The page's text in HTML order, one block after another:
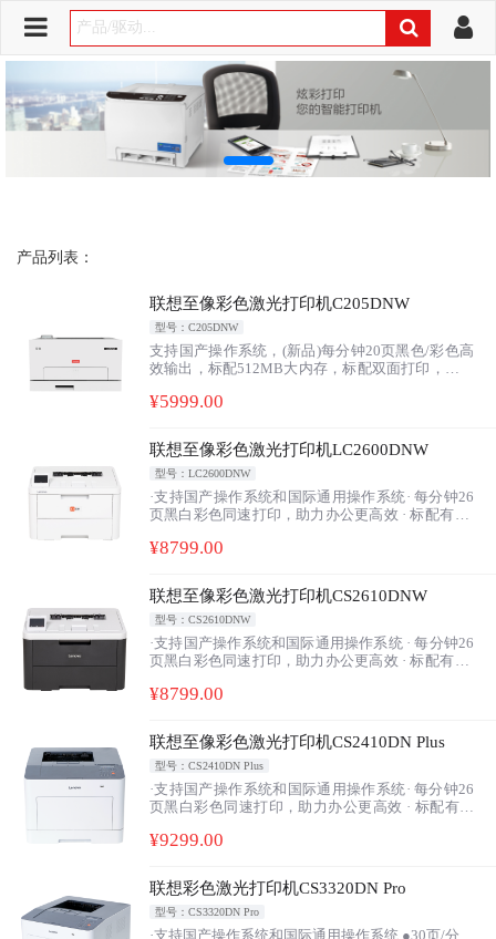
产品列表：
联想至像彩色激光打印机C205DNW
型号：C205DNW
支持国产操作系统，(新品)每分钟20页黑色/彩色高
效输出，标配512MB大内存，标配双面打印，标配
¥5999.00
联想至像彩色激光打印机LC2600DNW
型号：LC2600DNW
·支持国产操作系统和国际通用操作系统· 每分钟26
页黑白彩色同速打印，助力办公更高效 · 标配有线/
单元，自动双面打印，经济节能更环保 · 一年全国
¥8799.00
联想至像彩色激光打印机CS2610DNW
型号：CS2610DNW
·支持国产操作系统和国际通用操作系统 · 每分钟26
页黑白彩色同速打印，助力办公更高效 · 标配有线/
单元，自动双面打印，经济节能更环保 · 一年全国
¥8799.00
联想至像彩色激光打印机CS2410DN Plus
型号：CS2410DN Plus
·支持国产操作系统和国际通用操作系统· 每分钟26
页黑白彩色同速打印，助力办公更高效 · 标配有线
元，自动双面打印，经济节能更环保 · 一年全国范
¥9299.00
联想彩色激光打印机CS3320DN Pro
型号：CS3320DN Pro
·支持国产操作系统和国际通用操作系统 ●30页/分